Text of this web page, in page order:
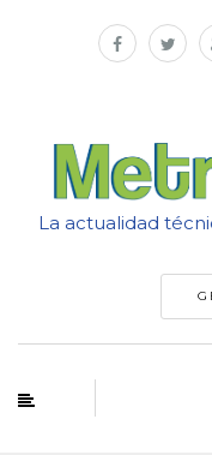
La actualidad